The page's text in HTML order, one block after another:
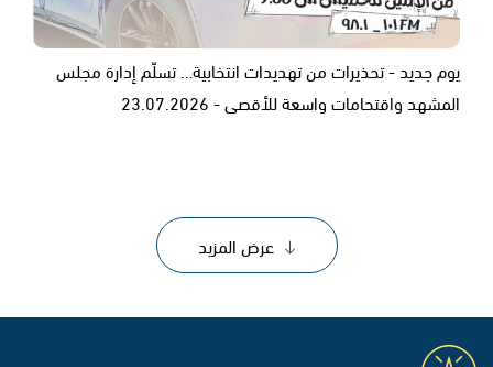
يوم جديد - تحذيرات من تهديدات انتخابية… تسلّم إدارة مجلس
المشهد واقتحامات واسعة للأقصى - 23.07.2026
عرض المزيد